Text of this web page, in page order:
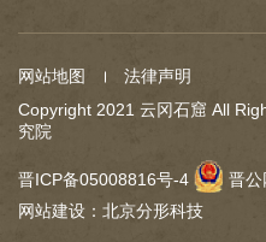
网站地图
法律声明
Copyright 2021 云冈石窟 All
究院
晋ICP备05008816号-4
晋
网站建设 ： 北京分形科技